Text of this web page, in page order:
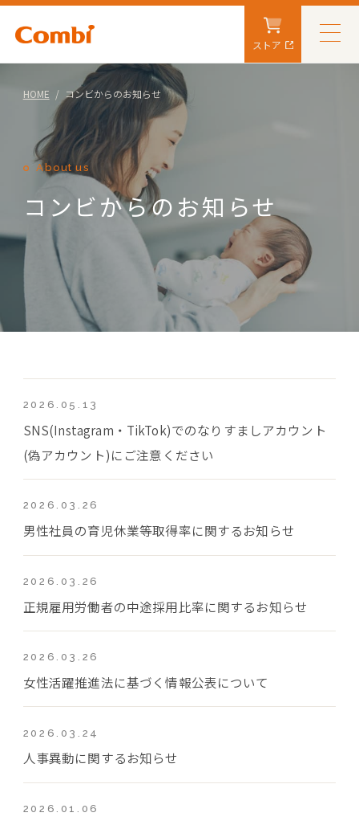
ストア
HOME コンビからのお知らせ
About us
コンビからのお知らせ
2026.05.13
SNS(Instagram・TikTok)でのなりすましアカウント
(偽アカウント)にご注意ください
2026.03.26
男性社員の育児休業等取得率に関するお知らせ
2026.03.26
正規雇用労働者の中途採用比率に関するお知らせ
2026.03.26
女性活躍推進法に基づく情報公表について
2026.03.24
人事異動に関するお知らせ
2026.01.06